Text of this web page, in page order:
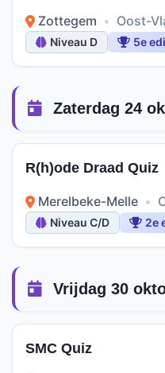
Zottegem • Oost-
Niveau D 5e
Zaterdag 24
R(h)ode Draad Quiz
Merelbeke-Melle •
Niveau C/D 2e
Vrijdag 30
SMC Quiz